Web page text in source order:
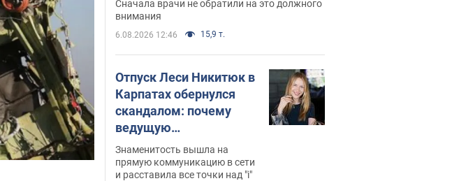
Сначала врачи не обратили на это должного
внимания
6.08.2026 12:46 15,9 т.
Отпуск Леси Никитюк в
Карпатах обернулся
скандалом: почему
ведущую
несправедливо
захейтили
Знаменитость вышла на
прямую коммуникацию в сети
и расставила все точки над "i"